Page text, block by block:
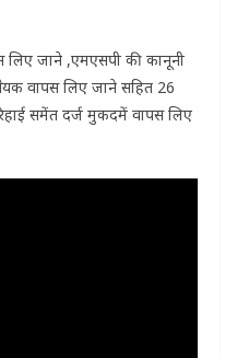
लिए जाने ,एमएसपी की कानूनी
वापस लिए जाने सहित 26
समेंत दर्ज मुकदमें वापस लिए